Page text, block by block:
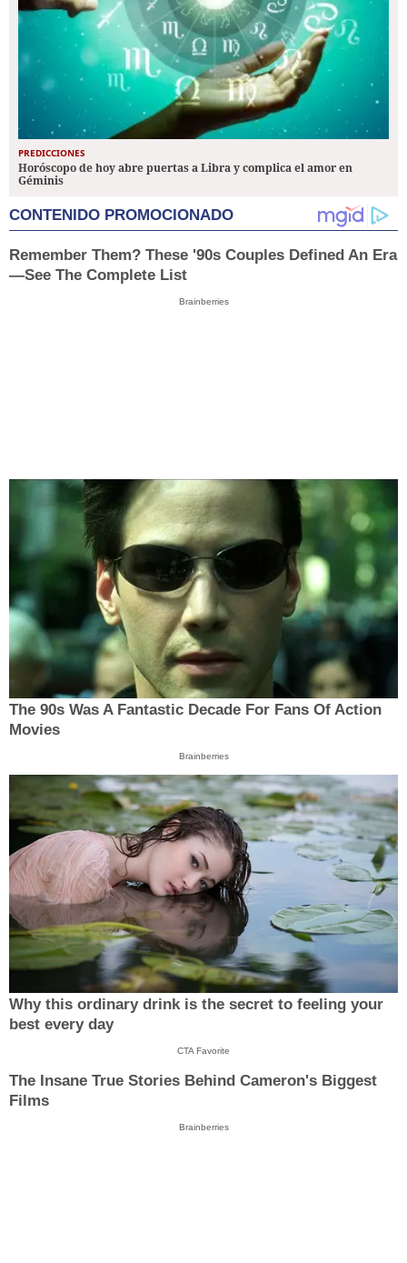
PREDICCIONES
Horóscopo de hoy abre puertas a Libra y complica el amor en
Géminis
CONTENIDO PROMOCIONADO
Remember Them? These '90s Couples Defined An Era
—See The Complete List
Brainberries
The 90s Was A Fantastic Decade For Fans Of Action
Movies
Brainberries
Why this ordinary drink is the secret to feeling your
best every day
CTA Favorite
The Insane True Stories Behind Cameron's Biggest
Films
Brainberries